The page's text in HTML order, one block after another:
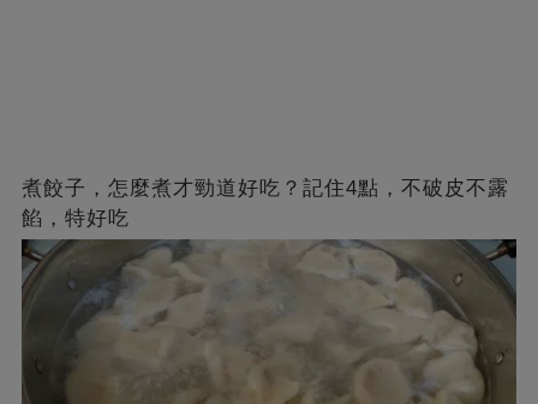
煮餃子，怎麼煮才勁道好吃？記住4點，不破皮不露
餡，特好吃